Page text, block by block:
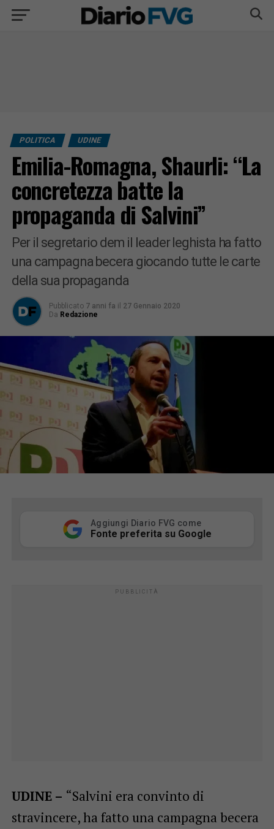
POLITICA UDINE
Emilia-Romagna, Shaurli: “La
concretezza batte la
propaganda di Salvini”
Per il segretario dem il leader leghista ha fatto
una campagna becera giocando tutte le carte
della sua propaganda
Pubblicato 7 anni fa il 27 Gennaio 2020
Da Redazione
Aggiungi Diario FVG come
Fonte preferita su Google
UDINE – “Salvini era convinto di
stravincere, ha fatto una campagna becera